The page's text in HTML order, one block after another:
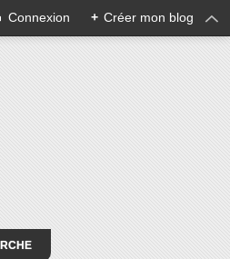
Connexion + Créer mon blog